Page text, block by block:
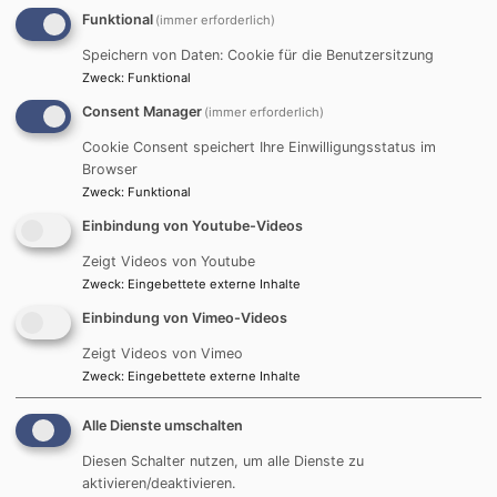
So, 20.9. 10 Uhr
Gottesdienst mit Babysegen
16. Sonntag nach Trinitatis
Pfarrerin Alexandra Popp, Pfarrerin Dr. Eva Hanke
München
So, 20.9. 10:30 Uhr
Gottesdienst mit den Konfirmand:innen
Unterschleißheim Genezareth-Kirche
Mo, 21.9. 19:30 Uhr
Probe des Chores der Trinitatiskirche
Funktional (immer erforderlich)
Speichern von Daten: Cookie für die Benutzersitzung
Zweck: Funktional
Consent Manager (immer erforderlich)
Cookie Consent speichert Ihre Einwilligungsstatus im
Browser
Zweck: Funktional
Einbindung von Youtube-Videos
Zeigt Videos von Youtube
Zweck: Eingebettete externe Inhalte
Einbindung von Vimeo-Videos
Zeigt Videos von Vimeo
Zweck: Eingebettete externe Inhalte
Alle Dienste umschalten
Diesen Schalter nutzen, um alle Dienste zu
aktivieren/deaktivieren.